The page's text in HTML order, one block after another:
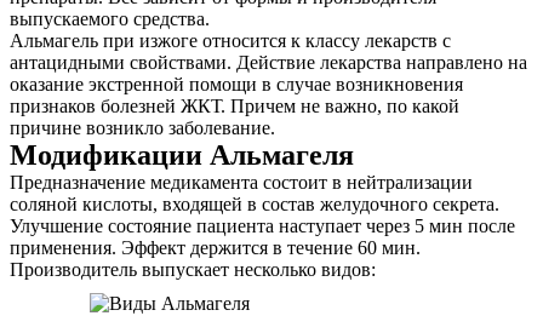
выпускаемого средства.
Альмагель при изжоге относится к классу лекарств с
антацидными свойствами. Действие лекарства направлено на
оказание экстренной помощи в случае возникновения
признаков болезней ЖКТ. Причем не важно, по какой
причине возникло заболевание.
Модификации Альмагеля
Предназначение медикамента состоит в нейтрализации
соляной кислоты, входящей в состав желудочного секрета.
Улучшение состояние пациента наступает через 5 мин после
применения. Эффект держится в течение 60 мин.
Производитель выпускает несколько видов: